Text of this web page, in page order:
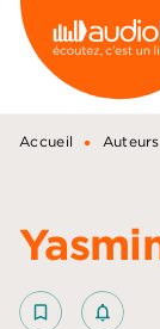
MENU
PIED DE PAGE
Accueil • Auteurs
bookmark_border